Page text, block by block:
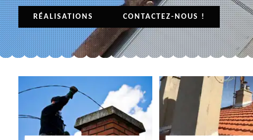
RÉALISATIONS CONTACTEZ-NOUS !